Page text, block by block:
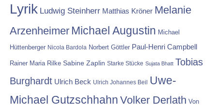
Lyrik Ludwig Steinherr Matthias Kröner Melanie
Arzenheimer Michael Augustin Michael
Hüttenberger Nicola Bardola Norbert Göttler Paul-Henri Campbell
Rainer Maria Rilke Sabine Zaplin Starke Stücke Sujata Bhatt Tobias
Burghardt Ulrich Beck Ulrich Johannes Beil Uwe-
Michael Gutzschhahn Volker Derlath Von